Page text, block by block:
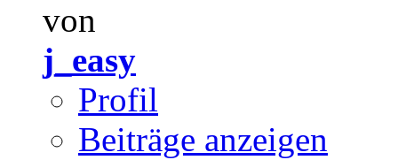
von
j_easy
Profil
Beiträge anzeigen